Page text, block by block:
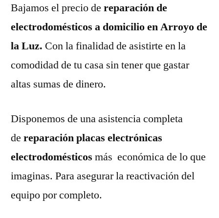
Bajamos el precio de reparación de
electrodomésticos a domicilio en Arroyo de
la Luz. Con la finalidad de asistirte en la
comodidad de tu casa sin tener que gastar
altas sumas de dinero.
Disponemos de una asistencia completa
de reparación placas electrónicas
electrodomésticos más económica de lo que
imaginas. Para asegurar la reactivación del
equipo por completo.